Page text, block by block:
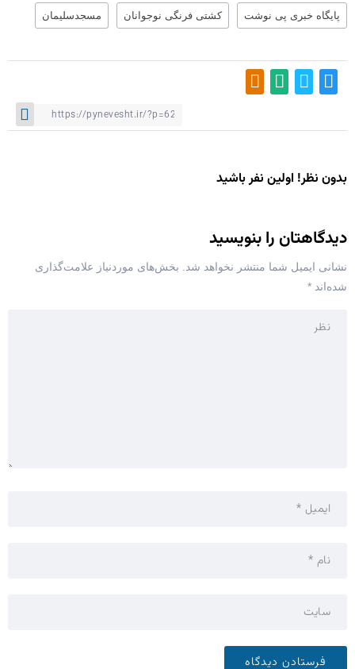
پایگاه خبری پی نوشت کشتی فرنگی نوجوانان مسجدسلیمان
بدون نظر! اولین نفر باشید
دیدگاهتان را بنویسید
نشانی ایمیل شما منتشر نخواهد شد.
بخش‌های موردنیاز علامت‌گذاری
شده‌اند *